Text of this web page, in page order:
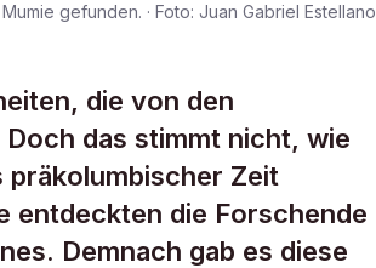
von den
gefunden. · Foto: Juan Gabriel Estellano
die von den
das stimmt nicht, wie
präkolumbischer Zeit
entdeckten die Forschende
Demnach gab es diese